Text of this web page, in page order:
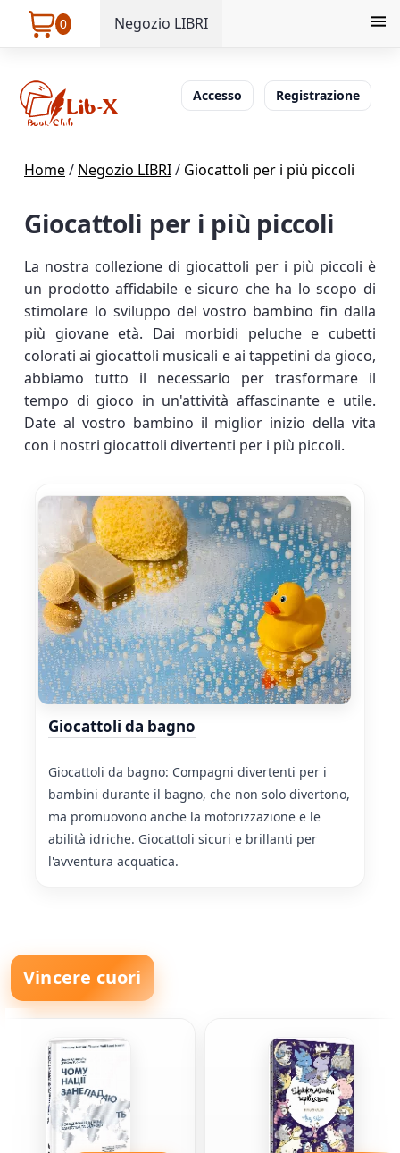
0 Negozio LIBRI
Accesso Registrazione
Home/ Negozio LIBRI/ Giocattoli per i più piccoli
Giocattoli per i più piccoli
La nostra collezione di giocattoli per i più piccoli è
un prodotto affidabile e sicuro che ha lo scopo di
stimolare lo sviluppo del vostro bambino fin dalla
più giovane età. Dai morbidi peluche e cubetti
colorati ai giocattoli musicali e ai tappetini da gioco,
abbiamo tutto il necessario per trasformare il
tempo di gioco in un'attività affascinante e utile.
Date al vostro bambino il miglior inizio della vita
con i nostri giocattoli divertenti per i più piccoli.
Giocattoli da bagno
Giocattoli da bagno: Compagni divertenti per i
bambini durante il bagno, che non solo divertono,
ma promuovono anche la motorizzazione e le
abilità idriche. Giocattoli sicuri e brillanti per
l'avventura acquatica.
Vincere cuori